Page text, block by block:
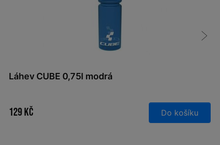
Láhev CUBE 0,75l modrá
129 Kč Do košíku